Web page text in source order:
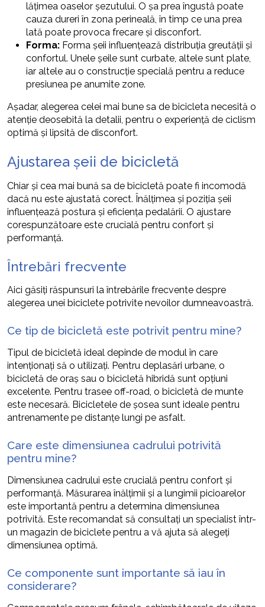
lățimea oaselor șezutului. O șa prea îngustă poate
cauza dureri în zona perineală, în timp ce una prea
lată poate provoca frecare și disconfort.
Forma: Forma șeii influențează distribuția greutății și
confortul. Unele șeile sunt curbate, altele sunt plate,
iar altele au o construcție specială pentru a reduce
presiunea pe anumite zone.
Așadar, alegerea celei mai bune sa de bicicleta necesită o
atenție deosebită la detalii, pentru o experiență de ciclism
optimă și lipsită de disconfort.
Ajustarea șeii de bicicletă
Chiar și cea mai bună sa de bicicletă poate fi incomodă
dacă nu este ajustată corect. Înălțimea și poziția șeii
influențează postura și eficiența pedalării. O ajustare
corespunzătoare este crucială pentru confort și
performanță.
Întrebări frecvente
Aici găsiți răspunsuri la întrebările frecvente despre
alegerea unei biciclete potrivite nevoilor dumneavoastră.
Ce tip de bicicletă este potrivit pentru mine?
Tipul de bicicletă ideal depinde de modul în care
intenționați să o utilizați. Pentru deplasări urbane, o
bicicletă de oraș sau o bicicletă hibridă sunt opțiuni
excelente. Pentru trasee off-road, o bicicletă de munte
este necesară. Bicicletele de șosea sunt ideale pentru
antrenamente pe distanțe lungi pe asfalt.
Care este dimensiunea cadrului potrivită
pentru mine?
Dimensiunea cadrului este crucială pentru confort și
performanță. Măsurarea înălțimii și a lungimii picioarelor
este importantă pentru a determina dimensiunea
potrivită. Este recomandat să consultați un specialist într-
un magazin de biciclete pentru a vă ajuta să alegeți
dimensiunea optimă.
Ce componente sunt importante să iau în
considerare?